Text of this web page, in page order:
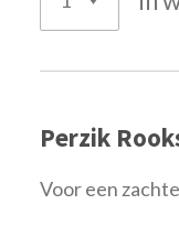
Perzik
Voor een